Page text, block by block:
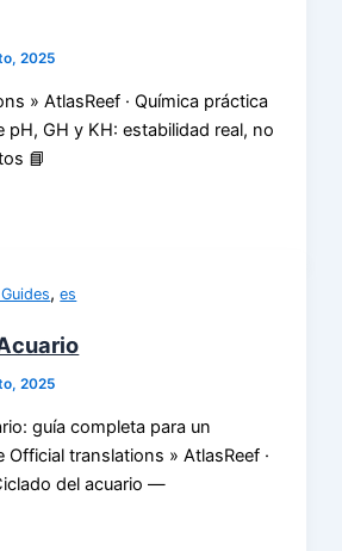
2025
» AtlasReef · Química práctica
pH, GH y KH: estabilidad real, no
📘
,es
2025
guía completa para un
Official translations » AtlasReef ·
del acuario —